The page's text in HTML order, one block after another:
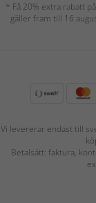
* Få 20% extra rabatt
gäller fram till 16
Vi levererar endast till
Betalsätt: faktura,